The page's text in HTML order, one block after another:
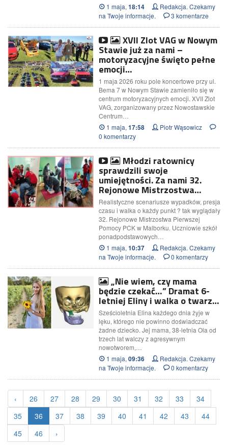
1 maja, 18:14
Redakcja. Czekamy
na Twoje informacje.
3 komentarze
XVII Zlot VAG w Nowym
Stawie już za nami –
motoryzacyjne święto pełne
emocji…
1 maja 2026 roku pole koncertowe przy ul.
Bema 7 w Nowym Stawie zamieniło się w
centrum motoryzacyjnych emocji. XVII Zlot
VAG, zorganizowany przez Nowostawskie
Centrum…
1 maja, 17:58
Piotr Wąsowicz
0 komentarzy
Młodzi ratownicy
sprawdzili swoje
umiejętności. Za nami 32.
Rejonowe Mistrzostwa…
Realistyczne scenariusze wypadków, presja
czasu i walka o każdy punkt ? tak wyglądały
32. Rejonowe Mistrzostwa Pierwszej
Pomocy PCK w Malborku. Uczniowie szkół
ponadpodstawowych…
1 maja, 10:37
Redakcja. Czekamy
na Twoje informacje.
0 komentarzy
„Nie wiem, czy mama
będzie czekać…” Dramat 6-
letniej Eliny i walka o twarz…
Sześcioletnia Elina każdego dnia żyje w
lęku, którego nie powinno doświadczać
żadne dziecko. Jej mama, 38-letnia Ola od
trzech lat walczy z agresywnym
nowotworem,…
1 maja, 09:36
Redakcja. Czekamy
na Twoje informacje.
0 komentarzy
‹ 26 27 28 29 30 31 32 33
34
35
36 37 38 39 40 41 42 43
44
45
46 ›